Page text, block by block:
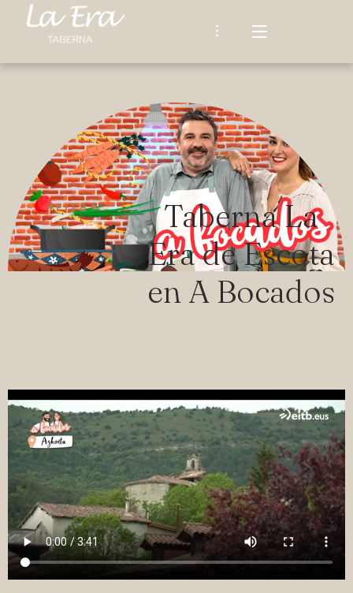
HISTORIA
RESTAURANTE
Nuestra Carta
ENTORNO Y RUTAS
Tardeos de la Era
NOTICIAS
English
EITB
Taberna La
Era de Escota
en A Bocados